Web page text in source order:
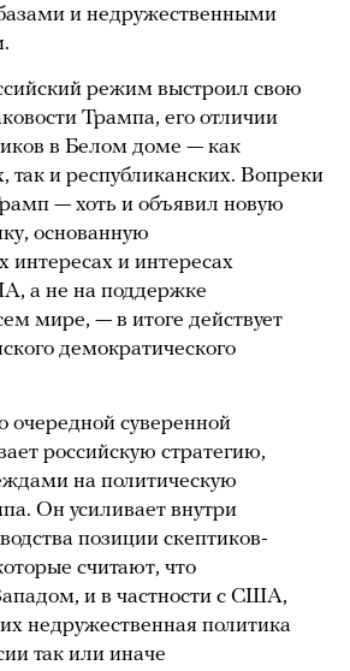
и недружественными
режим выстроил свою
Трампа, его отличии
в Белом доме — как
так и республиканских. Вопреки
— хоть и объявил новую
основанную
интересах и интересах
а не на поддержке
мире, — в итоге действует
демократического
очередной суверенной
российскую стратегию,
на политическую
Он усиливает внутри
позиции скептиков-
считают, что
и в частности с США,
недружественная политика
так или иначе